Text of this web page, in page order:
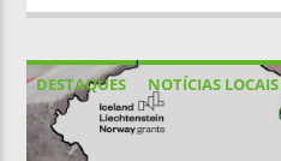
DESTAQUES
NOTÍCIAS LOCAIS
NOTÍCIAS NACIONAIS